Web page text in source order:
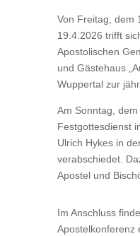
Von Freitag, dem
19.4.2026 trifft
Apostolischen
und Gästehaus
Wuppertal zur
Am Sonntag,
Festgottesdienst
Ulrich Hykes in
verabschiedet.
Apostel und
Im Anschluss
Apostelkonferenz